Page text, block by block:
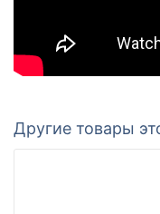
Другие товары